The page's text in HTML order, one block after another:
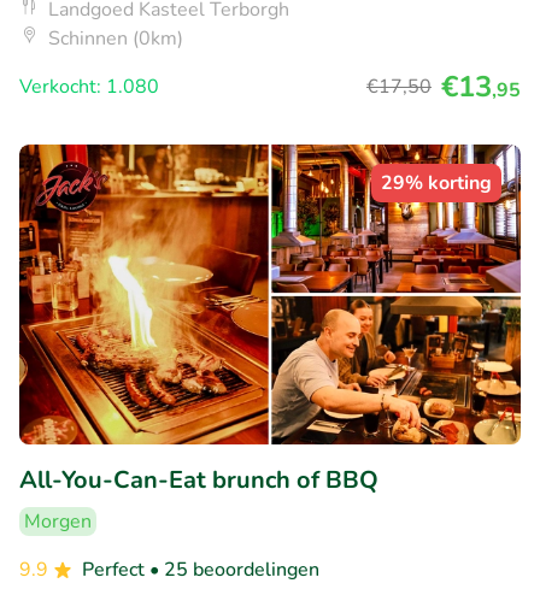
Landgoed Kasteel Terborgh
Schinnen (0km)
Verkocht: 1.080
€17,50 €13,95
29% korting
All-You-Can-Eat brunch of BBQ
Morgen
9.9
Perfect • 25 beoordelingen